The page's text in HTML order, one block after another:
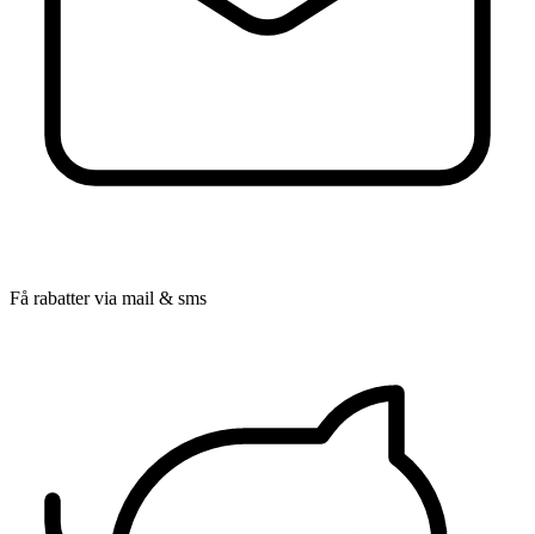
Få rabatter via mail & sms